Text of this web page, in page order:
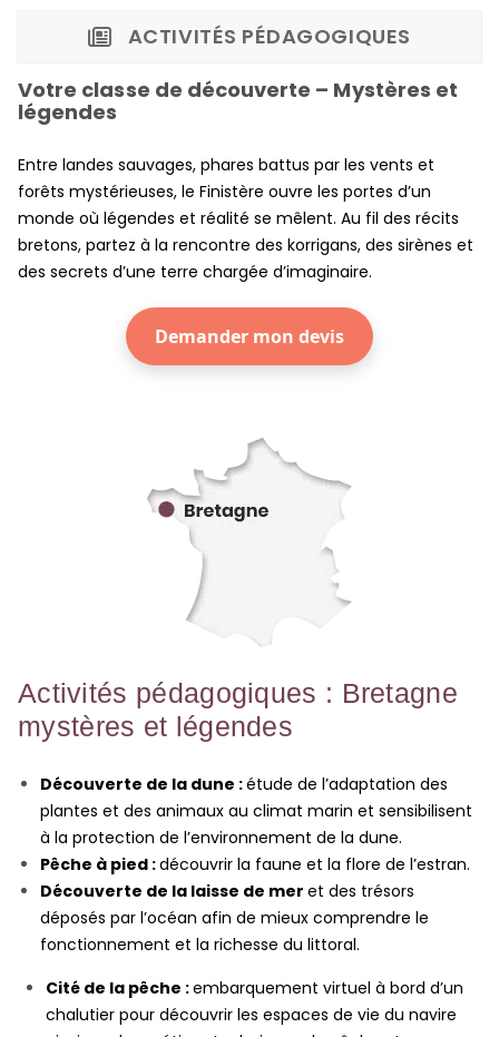
ACTIVITÉS PÉDAGOGIQUES
Votre classe de découverte – Mystères et
légendes
Entre landes sauvages, phares battus par les vents et
forêts mystérieuses, le Finistère ouvre les portes d’un
monde où légendes et réalité se mêlent. Au fil des récits
bretons, partez à la rencontre des korrigans, des sirènes et
des secrets d’une terre chargée d’imaginaire.
Demander mon devis
Activités pédagogiques : Bretagne
mystères et légendes
Découverte de la dune :étude de l’adaptation des
plantes et des animaux au climat marin et sensibilisent
à la protection de l’environnement de la dune.
Pêche à pied :découvrir la faune et la flore de l’estran.
Découverte de la laisse de mer et des trésors
déposés par l’océan afin de mieux comprendre le
fonctionnement et la richesse du littoral.
Cité de la pêche :embarquement virtuel à bord d’un
chalutier pour découvrir les espaces de vie du navire